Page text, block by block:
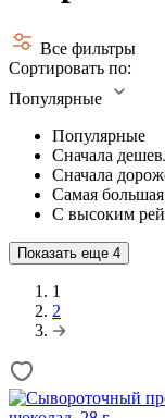
Все фильтры
Сортировать по:
Популярные
Популярные
Сначала
Сначала
Самая
С высоким
Показать еще 4
1
2